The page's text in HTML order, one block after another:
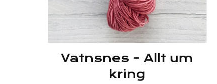
Vatnsnes – Allt um
kring